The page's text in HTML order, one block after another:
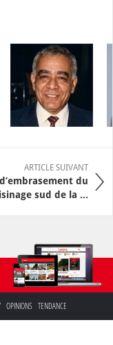
ARTICLE SUIVANT
du
sud de la ...
OPINIONS TENDANCE